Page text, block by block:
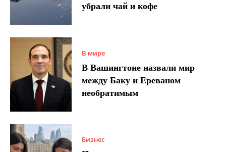
убрали чай и кофе
В мире
В Вашингтоне назвали мир
между Баку и Ереваном
необратимым
Бизнес